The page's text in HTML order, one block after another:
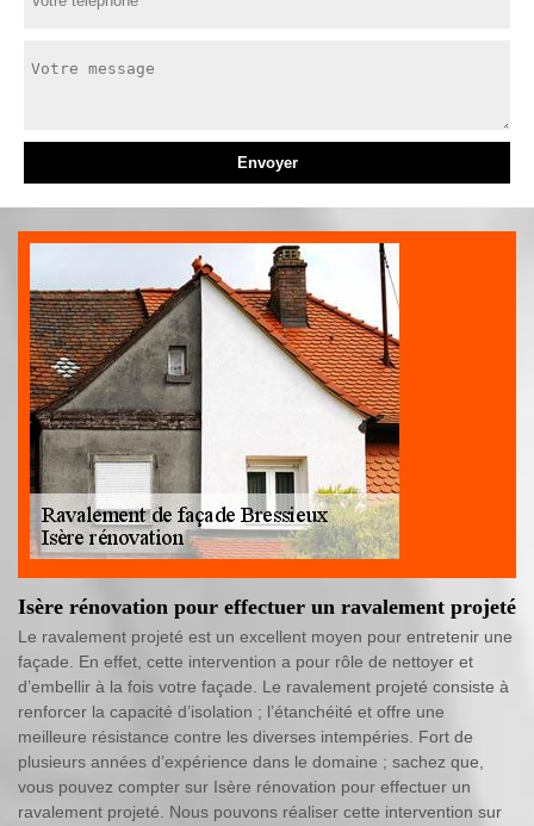
Isère rénovation pour effectuer un ravalement projeté
Le ravalement projeté est un excellent moyen pour entretenir une
façade. En effet, cette intervention a pour rôle de nettoyer et
d’embellir à la fois votre façade. Le ravalement projeté consiste à
renforcer la capacité d’isolation ; l’étanchéité et offre une
meilleure résistance contre les diverses intempéries. Fort de
plusieurs années d’expérience dans le domaine ; sachez que,
vous pouvez compter sur Isère rénovation pour effectuer un
ravalement projeté. Nous pouvons réaliser cette intervention sur